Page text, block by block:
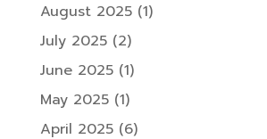
August 2025(1)
July 2025(2)
June 2025(1)
May 2025(1)
April 2025(6)